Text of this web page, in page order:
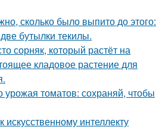
сколько было выпито до этого:
бутылки текилы.
сорняк, который растёт на
кладовое растение для
урожая томатов: сохраняй, чтобы
искусственному интеллекту